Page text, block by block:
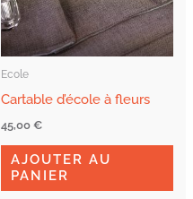
Ecole
Cartable d’école à fleurs
45,00 €
AJOUTER AU
PANIER